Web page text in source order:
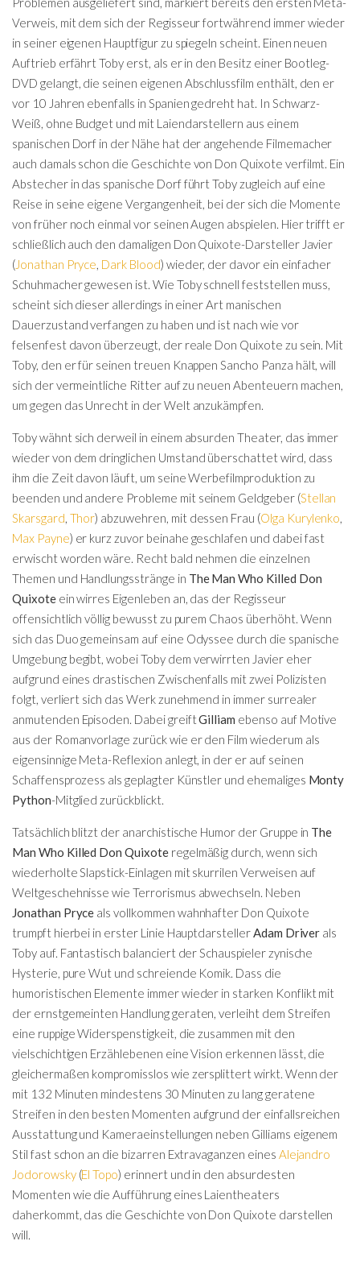
Verweis, mit dem sich der Regisseur fortwährend immer wieder
in seiner eigenen Hauptfigur zu spiegeln scheint. Einen neuen
Auftrieb erfährt Toby erst, als er in den Besitz einer Bootleg-
DVD gelangt, die seinen eigenen Abschlussfilm enthält, den er
vor 10 Jahren ebenfalls in Spanien gedreht hat. In Schwarz-
Weiß, ohne Budget und mit Laiendarstellern aus einem
spanischen Dorf in der Nähe hat der angehende Filmemacher
auch damals schon die Geschichte von Don Quixote verfilmt. Ein
Abstecher in das spanische Dorf führt Toby zugleich auf eine
Reise in seine eigene Vergangenheit, bei der sich die Momente
von früher noch einmal vor seinen Augen abspielen. Hier trifft er
schließlich auch den damaligen Don Quixote-Darsteller Javier
(Jonathan Pryce Dark Blood) wieder, der davor ein einfacher
Schuhmacher gewesen ist. Wie Toby schnell feststellen muss,
scheint sich dieser allerdings in einer Art manischen
Dauerzustand verfangen zu haben und ist nach wie vor
felsenfest davon überzeugt, der reale Don Quixote zu sein. Mit
Toby, den er für seinen treuen Knappen Sancho Panza hält, will
sich der vermeintliche Ritter auf zu neuen Abenteuern machen,
um gegen das Unrecht in der Welt anzukämpfen.
Toby wähnt sich derweil in einem absurden Theater, das immer
wieder von dem dringlichen Umstand überschattet wird, dass
ihm die Zeit davon läuft, um seine Werbefilmproduktion zu
beenden und andere Probleme mit seinem Geldgeber (Stellan
Skarsgard Thor) abzuwehren, mit dessen Frau (Olga Kurylenko
Max Payne) er kurz zuvor beinahe geschlafen und dabei fast
erwischt worden wäre. Recht bald nehmen die einzelnen
Themen und Handlungsstränge in The Man Who Killed Don
Quixoteein wirres Eigenleben an, das der Regisseur
offensichtlich völlig bewusst zu purem Chaos überhöht. Wenn
sich das Duo gemeinsam auf eine Odyssee durch die spanische
Umgebung begibt, wobei Toby dem verwirrten Javier eher
aufgrund eines drastischen Zwischenfalls mit zwei Polizisten
folgt, verliert sich das Werk zunehmend in immer surrealer
anmutenden Episoden. Dabei greiftGilliam ebenso auf Motive
aus der Romanvorlage zurück wie er den Film wiederum als
eigensinnige Meta-Reflexion anlegt, in der er auf seinen
Schaffensprozess als geplagter Künstler und ehemaliges Monty
Python-Mitglied zurückblickt.
Tatsächlich blitzt der anarchistische Humor der Gruppe in The
Man Who Killed Don Quixoteregelmäßig durch, wenn sich
wiederholte Slapstick-Einlagen mit skurrilen Verweisen auf
Weltgeschehnisse wie Terrorismus abwechseln. Neben
Jonathan Pryce als vollkommen wahnhafter Don Quixote
trumpft hierbei in erster Linie Hauptdarsteller Adam Driver als
Toby auf. Fantastisch balanciert der Schauspieler zynische
Hysterie, pure Wut und schreiende Komik. Dass die
humoristischen Elemente immer wieder in starken Konflikt mit
der ernstgemeinten Handlung geraten, verleiht dem Streifen
eine ruppige Widerspenstigkeit, die zusammen mit den
vielschichtigen Erzählebenen eine Vision erkennen lässt, die
gleichermaßen kompromisslos wie zersplittert wirkt. Wenn der
mit 132 Minuten mindestens 30 Minuten zu lang geratene
Streifen in den besten Momenten aufgrund der einfallsreichen
Ausstattung und Kameraeinstellungen neben Gilliams eigenem
Stil fast schon an die bizarren Extravaganzen eines Alejandro
Jodorowsky(El Topo) erinnert und in den absurdesten
Momenten wie die Aufführung eines Laientheaters
daherkommt, das die Geschichte von Don Quixote darstellen
will.